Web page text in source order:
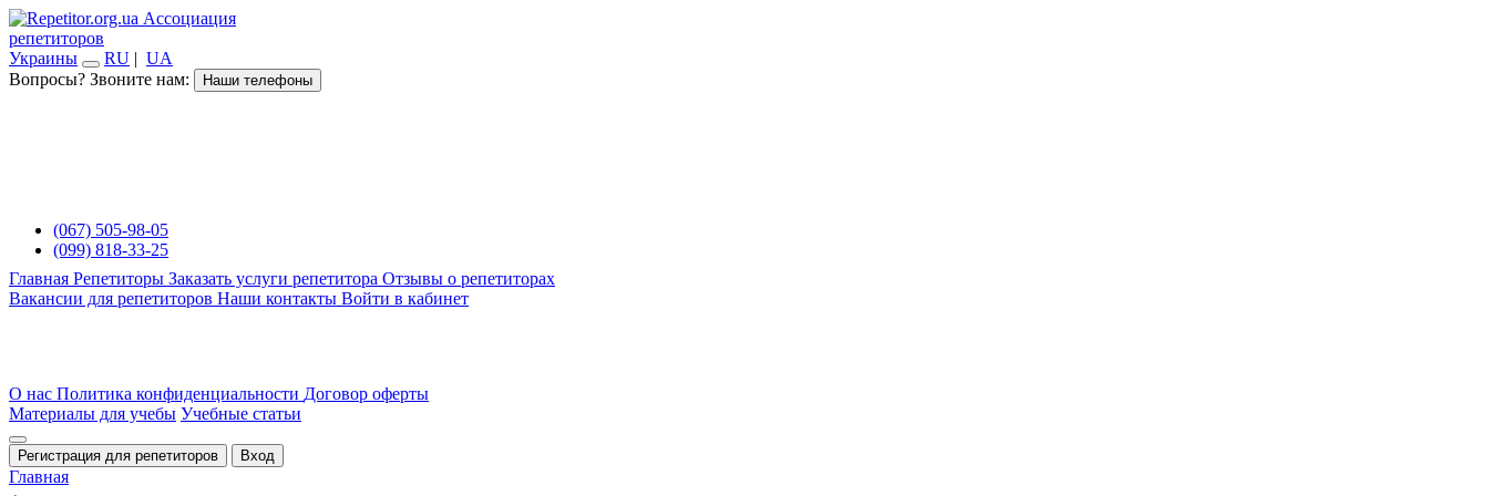
Ассоциация
репетиторов
Украины
RU | UA
Вопросы? Звоните нам:
Наши телефоны
(067) 505-98-05
(099) 818-33-25
Главная Репетиторы Заказать услуги репетитора Отзывы о репетиторах
Вакансии для репетиторов Наши контакты Войти в кабинет
О нас Политика конфиденциальности Договор оферты
Материалы для учебы Учебные статьи
Регистрация для репетиторов Вход
Главная